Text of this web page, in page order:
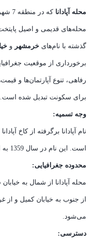
محله آپادانا که
محله‌های قدیمی و اصیل
گذشته با نام‌های خرمشهر و
برخورداری از موقعیت
رفاهی، تنوع آپارتمان‌ها و
برای سکونت تبدیل شده است.
وجه تسمیه:
نام آپادانا برگرفته از کاخ
است. این نام در سال 1359 به این محله اطلاق شد.
محدوده جغرافیایی:
محله آپادانا از شمال به
از جنوب به خیابان کمیل و از
می‌شود.
دسترسی: